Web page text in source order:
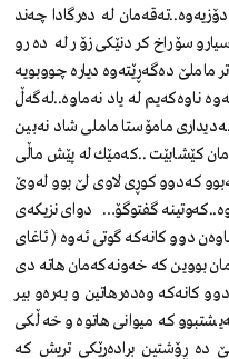
له‌ ده‌رگادا چه‌ند
سۆراخ كردنێكی زۆر له‌ ده‌رو
ده‌گه‌ڕێته‌وه‌ دیاره‌ چووبویه‌
ناوه‌كه‌یم له‌ یاد نه‌ماوه‌..له‌گه‌ڵ
مامۆستا ماملی شاد نه‌بین
كێشابێت ..كه‌مێك له‌ پێش ماڵی
كه‌دوو كوڕی لاوی لێ‌ بوو له‌وێ‌
گفتوگۆ…دوای نزیكه‌ی
دوو كانه‌كه‌ گوتی ئه‌وه‌ ( ئاغای
بووین كه‌ خه‌ونه‌كه‌مان هاته‌ دی
كانه‌كه‌ وه‌ده‌رهاتین و به‌ره‌و بیر
كه‌ میوانی هاتوه‌ و خه‌ڵكی
ده‌ ڕۆشتین براده‌رێكی تریش كه‌